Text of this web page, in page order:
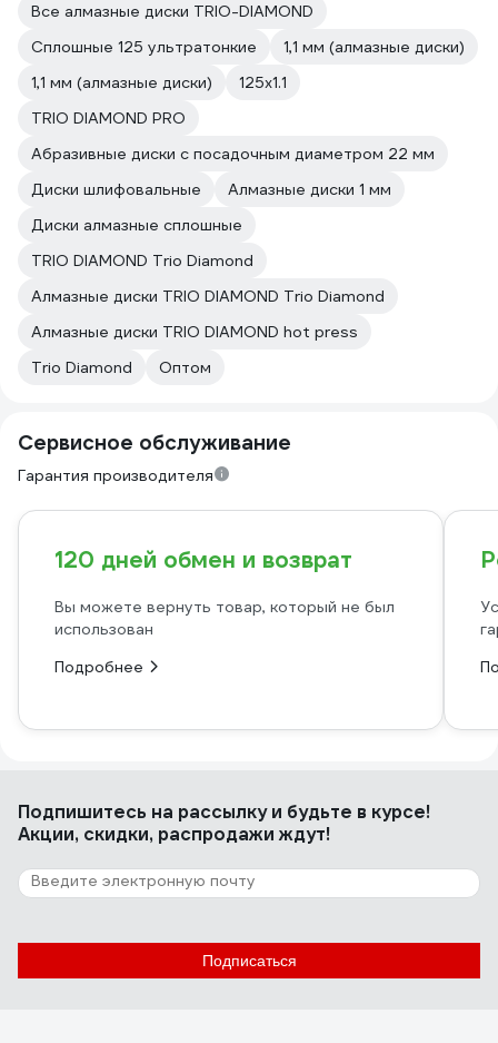
Все алмазные диски TRIO-DIAMOND
Сплошные 125 ультратонкие
1,1 мм (алмазные диски)
1,1 мм (алмазные диски)
125х1.1
TRIO DIAMOND PRO
Абразивные диски с посадочным диаметром 22 мм
Диски шлифовальные
Алмазные диски 1 мм
Диски алмазные сплошные
TRIO DIAMOND Trio Diamond
Алмазные диски TRIO DIAMOND Trio Diamond
Алмазные диски TRIO DIAMOND hot press
Trio Diamond
Оптом
Сервисное обслуживание
Гарантия производителя
120 дней обмен и возврат
Вы можете вернуть товар, который не был
использован
Подробнее
Подпишитесь на рассылкуи будьте в курсе!
Акции, скидки, распродажи ждут!
Подписаться